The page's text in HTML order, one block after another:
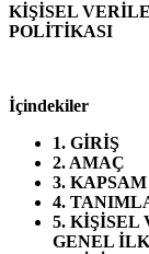
KİŞİSEL
POLİTİKASI
İçindekiler
1. GİRİŞ
2. AMAÇ
3. KAPSAM
4.
5. KİŞİSEL
GENEL